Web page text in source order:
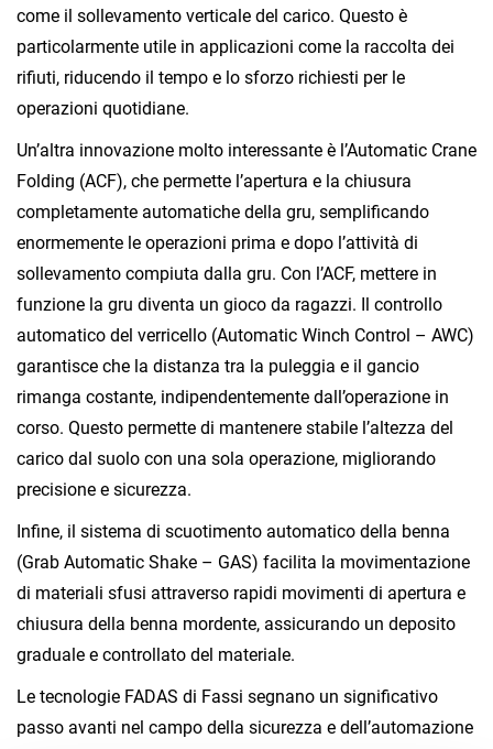
come il sollevamento verticale del carico. Questo è
particolarmente utile in applicazioni come la raccolta dei
rifiuti, riducendo il tempo e lo sforzo richiesti per le
operazioni quotidiane.
Un’altra innovazione molto interessante è l’Automatic Crane
Folding (ACF), che permette l’apertura e la chiusura
completamente automatiche della gru, semplificando
enormemente le operazioni prima e dopo l’attività di
sollevamento compiuta dalla gru. Con l’ACF, mettere in
funzione la gru diventa un gioco da ragazzi. Il controllo
automatico del verricello (Automatic Winch Control – AWC)
garantisce che la distanza tra la puleggia e il gancio
rimanga costante, indipendentemente dall’operazione in
corso. Questo permette di mantenere stabile l’altezza del
carico dal suolo con una sola operazione, migliorando
precisione e sicurezza.
Infine, il sistema di scuotimento automatico della benna
(Grab Automatic Shake – GAS) facilita la movimentazione
di materiali sfusi attraverso rapidi movimenti di apertura e
chiusura della benna mordente, assicurando un deposito
graduale e controllato del materiale.
Le tecnologie FADAS di Fassi segnano un significativo
passo avanti nel campo della sicurezza e dell’automazione